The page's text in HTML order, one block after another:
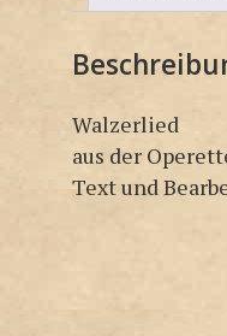
Walzerlied
aus der
Text und